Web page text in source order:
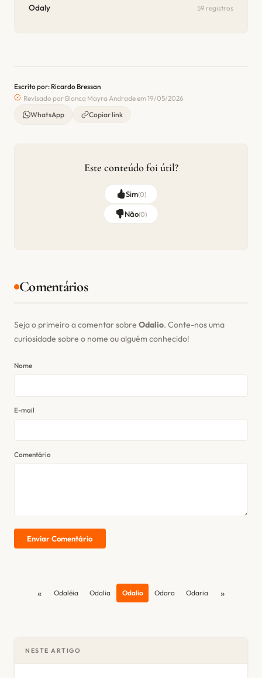
Odaly 59 registros
Escrito por: Ricardo Bressan
Revisado por Bianca Mayra Andrade em 19/05/2026
WhatsApp
Copiar link
Este conteúdo foi útil?
Sim(0)
Não(0)
Comentários
Seja o primeiro a comentar sobre Odalio. Conte-nos uma
curiosidade sobre o nome ou alguém conhecido!
Nome
E-mail
Comentário
Enviar Comentário
« Odaléia Odalia Odalio Odara Odaria »
NESTE ARTIGO